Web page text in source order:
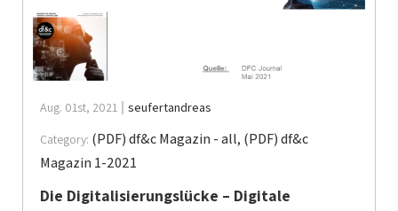
Aug. 01st, 2021
seufertandreas
Category: (PDF) df&c Magazin - all, (PDF) df&c
Magazin 1-2021
Die Digitalisierungslücke – Digitale